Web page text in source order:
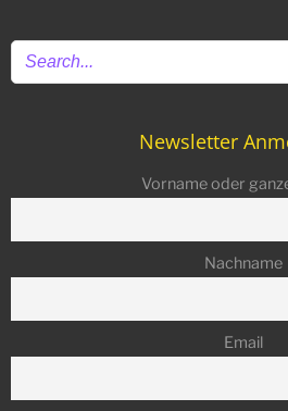
Newsletter
Vorname oder
Nachname
Email